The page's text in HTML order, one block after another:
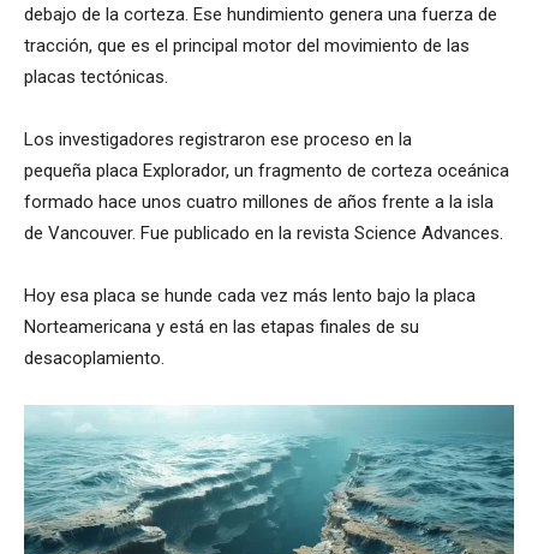
debajo de la corteza. Ese hundimiento genera una fuerza de
tracción, que es el principal motor del movimiento de las
placas tectónicas.
Los investigadores registraron ese proceso en la
pequeña placa Explorador, un fragmento de corteza oceánica
formado hace unos cuatro millones de años frente a la isla
de Vancouver. Fue publicado en la revista Science Advances.
Hoy esa placa se hunde cada vez más lento bajo la placa
Norteamericana y está en las etapas finales de su
desacoplamiento.